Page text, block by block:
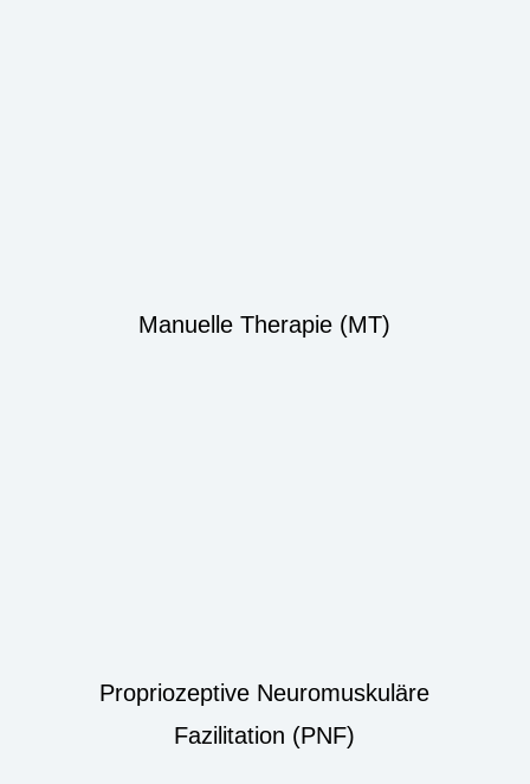
Manuelle Therapie (MT)
Propriozeptive Neuromuskuläre
Fazilitation (PNF)